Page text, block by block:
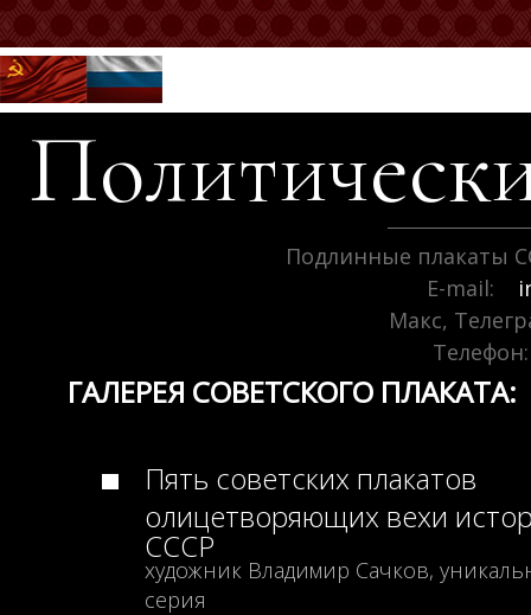
Подлинные плакаты
E-mail:
Макс,
Телефон:
ГАЛЕРЕЯ СОВЕТСКОГО ПЛАКАТА:
Пять советских плакатов
олицетворяющих вехи
СССР
художник Владимир Сачков,
серия